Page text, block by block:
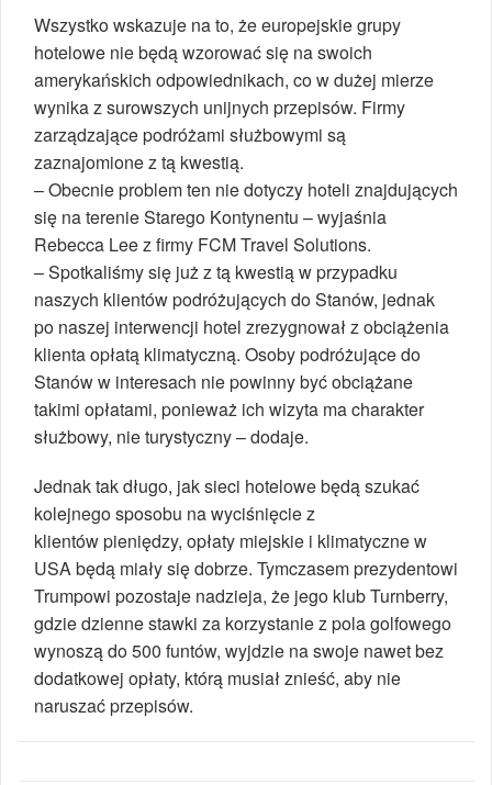
Wszystko wskazuje na to, że europejskie grupy
hotelowe nie będą wzorować się na swoich
amerykańskich odpowiednikach, co w dużej mierze
wynika z surowszych unijnych przepisów. Firmy
zarządzające podróżami służbowymi są
zaznajomione z tą kwestią.
– Obecnie problem ten nie dotyczy hoteli znajdujących
się na terenie Starego Kontynentu – wyjaśnia
Rebecca Lee z firmy FCM Travel Solutions.
– Spotkaliśmy się już z tą kwestią w przypadku
naszych klientów podróżujących do Stanów, jednak
po naszej interwencji hotel zrezygnował z obciążenia
klienta opłatą klimatyczną. Osoby podróżujące do
Stanów w interesach nie powinny być obciążane
takimi opłatami, ponieważ ich wizyta ma charakter
służbowy, nie turystyczny – dodaje.
Jednak tak długo, jak sieci hotelowe będą szukać
kolejnego sposobu na wyciśnięcie z
klientów pieniędzy, opłaty miejskie i klimatyczne w
USA będą miały się dobrze. Tymczasem prezydentowi
Trumpowi pozostaje nadzieja, że jego klub Turnberry,
gdzie dzienne stawki za korzystanie z pola golfowego
wynoszą do 500 funtów, wyjdzie na swoje nawet bez
dodatkowej opłaty, którą musiał znieść, aby nie
naruszać przepisów.